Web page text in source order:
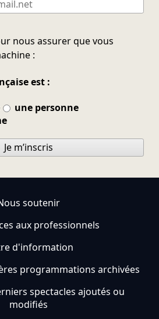
nous assurer que vous
:
est :
une personne
Je m’inscris
soutenir
aux professionnels
d'information
programmations archivées
spectacles ajoutés ou
modifiés